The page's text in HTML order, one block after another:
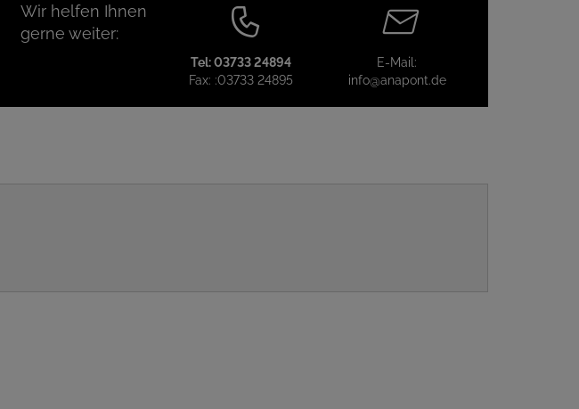
Wir helfen Ihnen
gerne weiter:
Tel:03733 24894
Fax: :03733 24895
E-Mail:
info@anapont.de